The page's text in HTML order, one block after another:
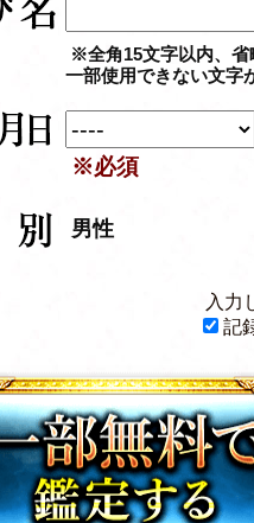
※全角15文字以内、省
一部使用できない文字
※必須
男性
入力
記